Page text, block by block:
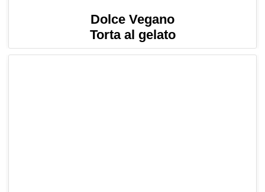
Dolce Vegano
Torta al gelato